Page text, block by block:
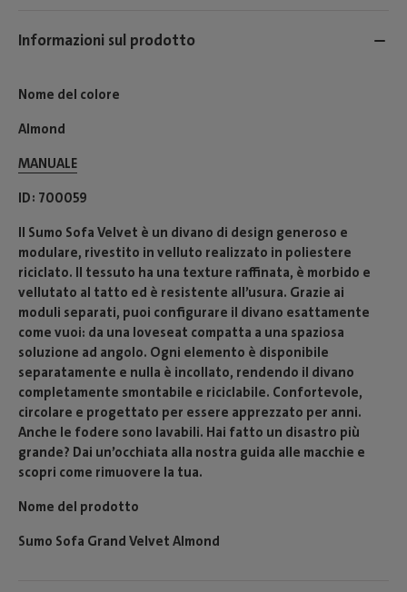
Informazioni sul prodotto
Nome del colore
Almond
MANUALE
ID 700059
Il Sumo Sofa Velvet è un divano di design generoso e
modulare, rivestito in velluto realizzato in poliestere
riciclato. Il tessuto ha una texture raffinata, è morbido e
vellutato al tatto ed è resistente all’usura. Grazie ai
moduli separati, puoi configurare il divano esattamente
come vuoi: da una loveseat compatta a una spaziosa
soluzione ad angolo. Ogni elemento è disponibile
separatamente e nulla è incollato, rendendo il divano
completamente smontabile e riciclabile. Confortevole,
circolare e progettato per essere apprezzato per anni.
Anche le fodere sono lavabili. Hai fatto un disastro più
grande? Dai un’occhiata alla nostra guida alle macchie e
scopri come rimuovere la tua.
Nome del prodotto
Sumo Sofa Grand Velvet Almond